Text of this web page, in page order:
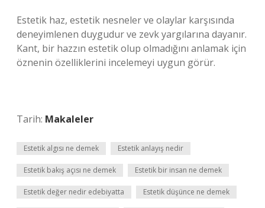
Estetik haz, estetik nesneler ve olaylar karşısında
deneyimlenen duygudur ve zevk yargılarına dayanır.
Kant, bir hazzın estetik olup olmadığını anlamak için
öznenin özelliklerini incelemeyi uygun görür.
Tarih: Makaleler
Estetik algısı ne demek Estetik anlayış nedir
Estetik bakış açısı ne demek Estetik bir insan ne demek
Estetik değer nedir edebiyatta Estetik düşünce ne demek